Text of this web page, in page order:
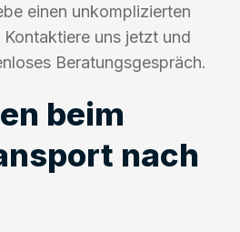
einen unkomplizierten
uns jetzt und
Beratungsgespräch.
beim
nach